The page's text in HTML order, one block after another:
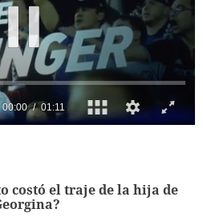
costó el traje de la hija de